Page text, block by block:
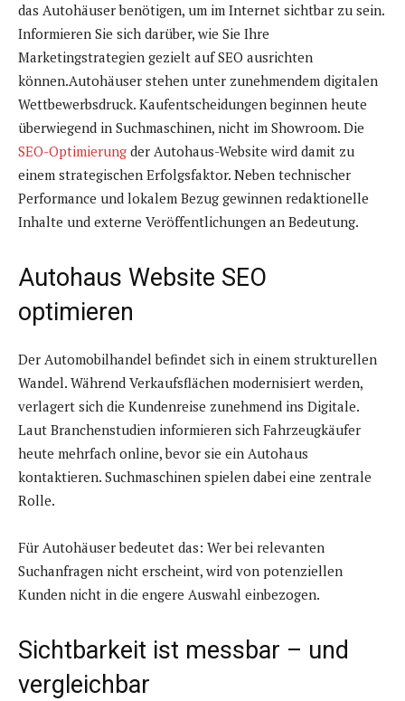
das Autohäuser benötigen, um im Internet sichtbar zu sein.
Informieren Sie sich darüber, wie Sie Ihre
Marketingstrategien gezielt auf SEO ausrichten
können.Autohäuser stehen unter zunehmendem digitalen
Wettbewerbsdruck. Kaufentscheidungen beginnen heute
überwiegend in Suchmaschinen, nicht im Showroom. Die
SEO-Optimierung der Autohaus-Website wird damit zu
einem strategischen Erfolgsfaktor. Neben technischer
Performance und lokalem Bezug gewinnen redaktionelle
Inhalte und externe Veröffentlichungen an Bedeutung.
Autohaus Website SEO
optimieren
Der Automobilhandel befindet sich in einem strukturellen
Wandel. Während Verkaufsflächen modernisiert werden,
verlagert sich die Kundenreise zunehmend ins Digitale.
Laut Branchenstudien informieren sich Fahrzeugkäufer
heute mehrfach online, bevor sie ein Autohaus
kontaktieren. Suchmaschinen spielen dabei eine zentrale
Rolle.
Für Autohäuser bedeutet das: Wer bei relevanten
Suchanfragen nicht erscheint, wird von potenziellen
Kunden nicht in die engere Auswahl einbezogen.
Sichtbarkeit ist messbar – und
vergleichbar